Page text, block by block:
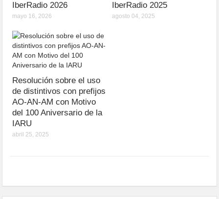
IberRadio 2026
mayo 16, 2026
IberRadio 2025
agosto 04, 2025
Resolución sobre el uso
de distintivos con prefijos
AO-AN-AM con Motivo
del 100 Aniversario de la
IARU
abril 25, 2025